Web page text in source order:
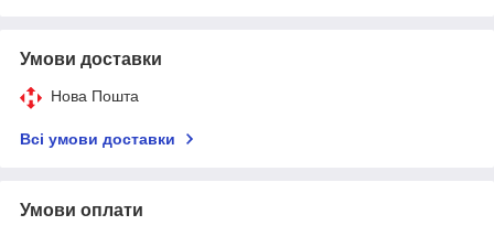
Умови доставки
Нова Пошта
Всі умови доставки
Умови оплати